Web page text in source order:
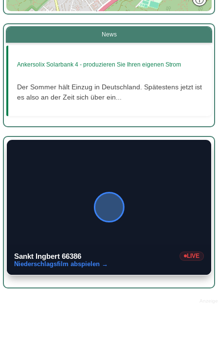
News
Ankersolix Solarbank 4 - produzieren Sie Ihren eigenen Strom
Der Sommer hält Einzug in Deutschland. Spätestens jetzt ist
es also an der Zeit sich über ein...
Sankt Ingbert 66386 LIVE
Niederschlagsfilm abspielen →